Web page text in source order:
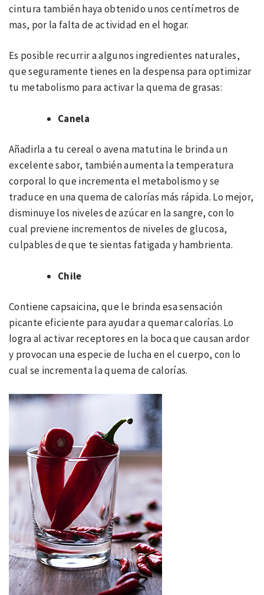
cintura también haya obtenido unos centímetros de
mas, por la falta de actividad en el hogar.
Es posible recurrir a algunos ingredientes naturales,
que seguramente tienes en la despensa para optimizar
tu metabolismo para activar la quema de grasas:
Canela
Añadirla a tu cereal o avena matutina le brinda un
excelente sabor, también aumenta la temperatura
corporal lo que incrementa el metabolismo y se
traduce en una quema de calorías más rápida. Lo mejor,
disminuye los niveles de azúcar en la sangre, con lo
cual previene incrementos de niveles de glucosa,
culpables de que te sientas fatigada y hambrienta.
Chile
Contiene capsaicina, que le brinda esa sensación
picante eficiente para ayudar a quemar calorías. Lo
logra al activar receptores en la boca que causan ardor
y provocan una especie de lucha en el cuerpo, con lo
cual se incrementa la quema de calorías.